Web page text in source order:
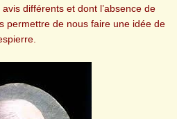
différents et dont l’absence de
permettre de nous faire une idée de